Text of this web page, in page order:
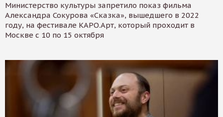
Министерство культуры запретило показ фильма
Александра Сокурова «Сказка», вышедшего в 2022
году, на фестивале КАРО.Арт, который проходит в
Москве с 10 по 15 октября